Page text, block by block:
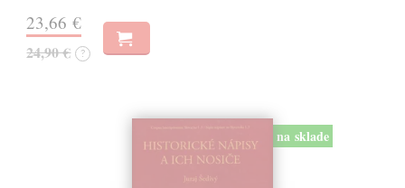
23,66 €
24,90 € ?
na sklade